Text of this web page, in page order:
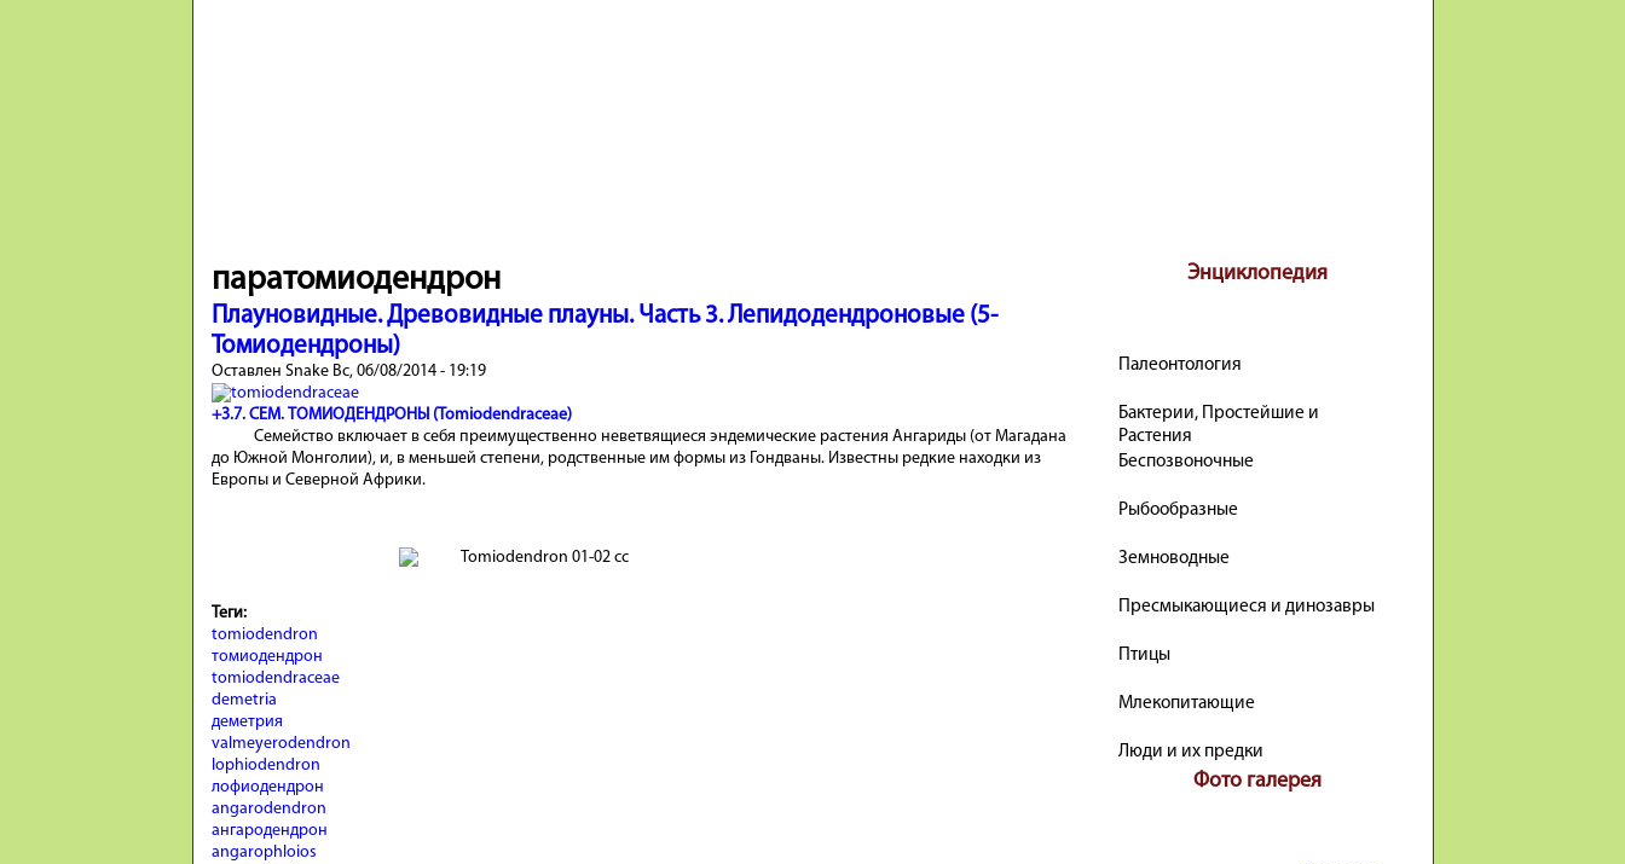
Энциклопедия
Палеонтология
Бактерии, Простейшие и
Растения
Беспозвоночные
Рыбообразные
Земноводные
Пресмыкающиеся и динозавры
Птицы
Млекопитающие
Люди и их предки
Фото галерея
паратомиодендрон
Плауновидные. Древовидные плауны. Часть 3. Лепидодендроновые (5-
Томиодендроны)
Оставлен SnakeВс, 06/08/2014 - 19:19
+3.7. СЕМ. ТОМИОДЕНДРОНЫ (Tomiodendraceae)
Семейство включает в себя преимущественно неветвящиеся эндемические растения Ангариды (от Магадана
до Южной Монголии), и, в меньшей степени, родственные им формы из Гондваны. Известны редкие находки из
Европы и Северной Африки.
Теги:
tomiodendron
томиодендрон
tomiodendraceae
demetria
деметрия
valmeyerodendron
lophiodendron
лофиодендрон
angarodendron
ангародендрон
angarophloios